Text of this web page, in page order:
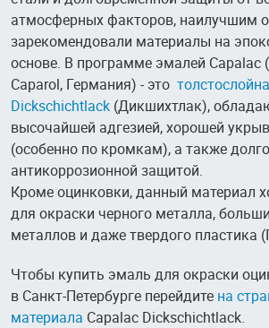
атмосферных факторов, наилучшим
зарекомендовали материалы на
основе. В программе эмалей Capalac
Caparol, Германия) - это
Dickschichtlack (Дикшихтлак),
высочайшей адгезией, хорошей
(особенно по кромкам), а также
антикоррозионной защитой.
Кроме оцинковки, данный материал
для окраски черного металла,
металлов и даже твердого пластика
Чтобы купить эмаль для окраски
в Санкт-Петербурге перейдите на
материала Capalac Dickschichtlack.